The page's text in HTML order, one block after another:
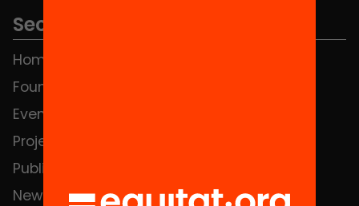
Sections
Home
Foundation
Events
Projects
Publications and videos
News